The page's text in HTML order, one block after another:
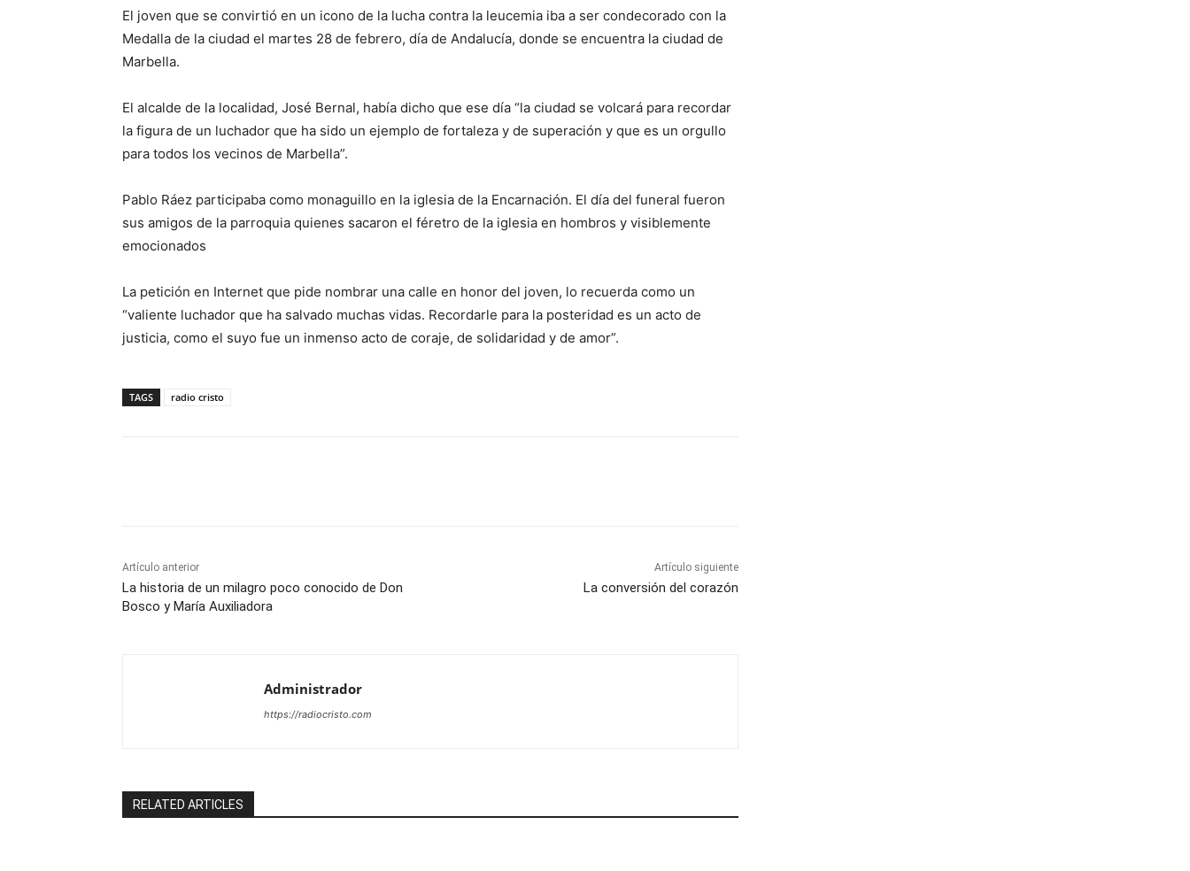
El joven que se convirtió en un icono de la lucha contra la leucemia iba a ser condecorado con la
Medalla de la ciudad el martes 28 de febrero, día de Andalucía, donde se encuentra la ciudad de
Marbella.
El alcalde de la localidad, José Bernal, había dicho que ese día “la ciudad se volcará para recordar
la figura de un luchador que ha sido un ejemplo de fortaleza y de superación y que es un orgullo
para todos los vecinos de Marbella”.
Pablo Ráez participaba como monaguillo en la iglesia de la Encarnación. El día del funeral fueron
sus amigos de la parroquia quienes sacaron el féretro de la iglesia en hombros y visiblemente
emocionados
La petición en Internet que pide nombrar una calle en honor del joven, lo recuerda como un
“valiente luchador que ha salvado muchas vidas. Recordarle para la posteridad es un acto de
justicia, como el suyo fue un inmenso acto de coraje, de solidaridad y de amor”.
TAGS radio cristo
Artículo anterior
La historia de un milagro poco conocido de Don
Bosco y María Auxiliadora
Artículo siguiente
La conversión del corazón
Administrador
https://radiocristo.com
RELATED ARTICLES